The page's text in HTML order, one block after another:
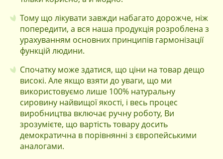
Тому що лікувати завжди набагато дорожче, ніж
попередити, а вся наша продукція розроблена з
урахуванням основних принципів гармонізації
функцій людини.
Спочатку може здатися, що ціни на товар дещо
високі. Але якщо взяти до уваги, що ми
використовуємо лише 100% натуральну
сировину найвищої якості, і весь процес
виробництва включає ручну роботу, Ви
зрозумієте, що вартість товару досить
демократична в порівнянні з європейськими
аналогами.